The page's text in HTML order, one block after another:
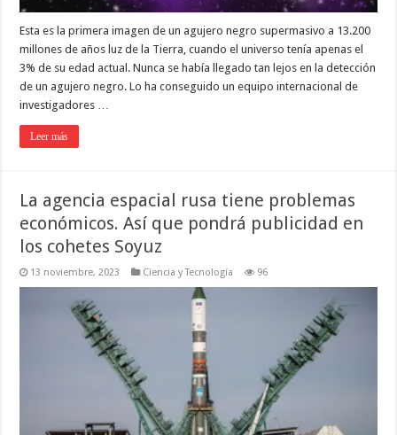
Esta es la primera imagen de un agujero negro supermasivo a 13.200
millones de años luz de la Tierra, cuando el universo tenía apenas el
3% de su edad actual. Nunca se había llegado tan lejos en la detección
de un agujero negro. Lo ha conseguido un equipo internacional de
investigadores …
Leer más
La agencia espacial rusa tiene problemas
económicos. Así que pondrá publicidad en
los cohetes Soyuz
13 noviembre, 2023 Ciencia y Tecnología 96